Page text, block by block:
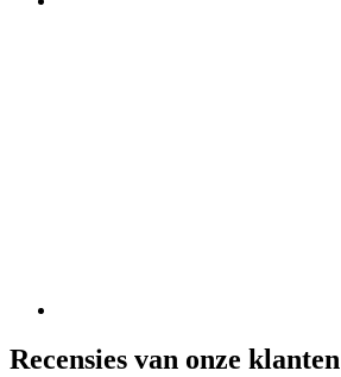
Recensies van onze klanten